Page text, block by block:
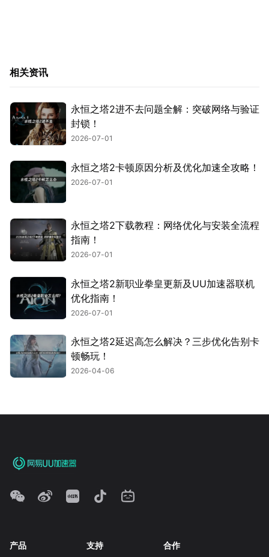
相关资讯
永恒之塔2进不去问题全解：突破网络与验证
封锁！
2026-07-01
永恒之塔2卡顿原因分析及优化加速全攻略！
2026-07-01
永恒之塔2下载教程：网络优化与安装全流程
指南！
2026-07-01
永恒之塔2新职业拳皇更新及UU加速器联机
优化指南！
2026-07-01
永恒之塔2延迟高怎么解决？三步优化告别卡
顿畅玩！
2026-04-06
产品 支持 合作